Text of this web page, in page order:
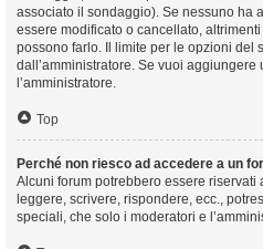
associato il sondaggio). Se nessuno ha
essere modificato o cancellato,
possono farlo. Il limite per le opzioni del
dall’amministratore. Se vuoi aggiungere
l’amministratore.
Top
Perché non riesco ad accedere a un
Alcuni forum potrebbero essere riservati
leggere, scrivere, rispondere, ecc.,
speciali, che solo i moderatori e